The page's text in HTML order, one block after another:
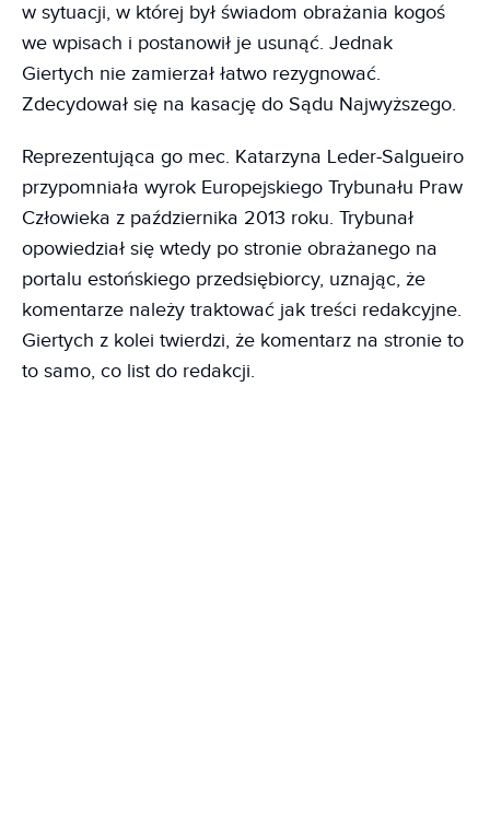
w sytuacji, w której był świadom obrażania kogoś
we wpisach i postanowił je usunąć. Jednak
Giertych nie zamierzał łatwo rezygnować.
Zdecydował się na kasację do Sądu Najwyższego.
Reprezentująca go mec. Katarzyna Leder-Salgueiro
przypomniała wyrok Europejskiego Trybunału Praw
Człowieka z października 2013 roku. Trybunał
opowiedział się wtedy po stronie obrażanego na
portalu estońskiego przedsiębiorcy, uznając, że
komentarze należy traktować jak treści redakcyjne.
Giertych z kolei twierdzi, że komentarz na stronie to
to samo, co list do redakcji.